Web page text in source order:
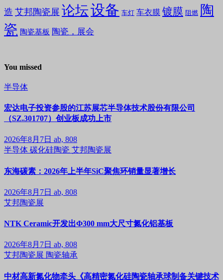
造 艾邦陶瓷展 论坛设备 车灯 车衣膜 镀膜 阻燃 陶
瓷 陶瓷基板 陶瓷，展会
You missed
半导体
宏达电子投资参股的江苏展芯半导体技术股份有限公司
（SZ.301707）创业板成功上市
2026年8月7日 ab, 808
半导体 碳化硅陶瓷 艾邦陶瓷展
东海碳素：2026年上半年SiC聚焦环销量显著增长
2026年8月7日 ab, 808
艾邦陶瓷展
NTK Ceramic开发出Φ300 mm大尺寸氮化铝基板
2026年8月7日 ab, 808
艾邦陶瓷展 陶瓷轴承
中材高新氮化物牵头《高精密氮化硅陶瓷轴承球制备关键技术